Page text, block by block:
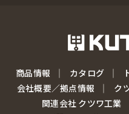
商品情報 カタログ
会社概要／拠点情報
ク
関連会社 クツワ工業